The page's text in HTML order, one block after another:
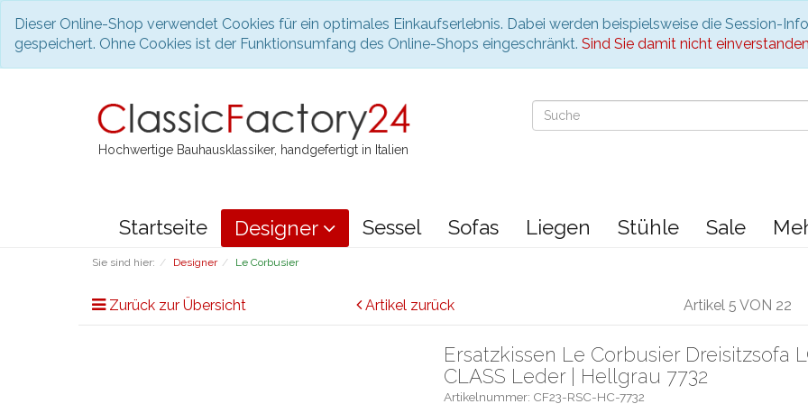
Dieser Online-Shop verwendet Cookies für ein optimales Einkaufserlebnis. Dabei werden beispielsweise die Session-
gespeichert. Ohne Cookies ist der Funktionsumfang des Online-Shops eingeschränkt. Sind Sie damit nicht
Hochwertige Bauhausklassiker, handgefertigt in Italien
Startseite Designer Sessel Sofas Liegen Stühle Sale
Sie sind hier: Designer Le Corbusier
Zurück zur Übersicht Artikel zurück Artikel 5 VON 22
Ersatzkissen Le Corbusier Dreisitzsofa
CLASS Leder | Hellgrau 7732
Artikelnummer: CF23-RSC-HC-7732